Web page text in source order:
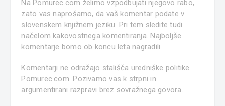
Na Pomurec.com želimo vzpodbujati njegovo rabo,
zato vas naprošamo, da vaš komentar podate v
slovenskem knjižnem jeziku. Pri tem sledite tudi
načelom kakovostnega komentiranja. Najboljše
komentarje bomo ob koncu leta nagradili.
Komentarji ne odražajo stališča uredniške politike
Pomurec.com. Pozivamo vas k strpni in
argumentirani razpravi brez sovražnega govora.